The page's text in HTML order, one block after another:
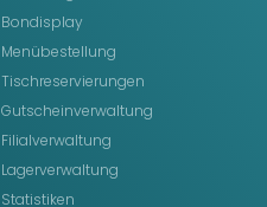
Bondisplay
Menübestellung
Tischreservierungen
Gutscheinverwaltung
Filialverwaltung
Lagerverwaltung
Statistiken